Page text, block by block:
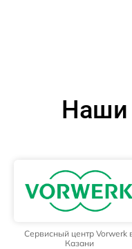
Наши
Сервисный центр Vorwerk
Казани